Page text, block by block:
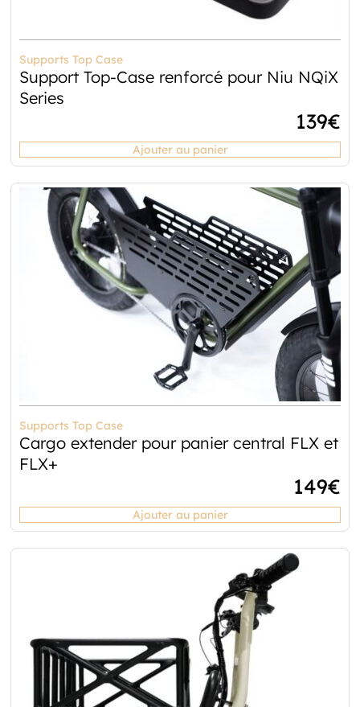
Supports Top Case
Support Top-Case renforcé pour Niu NQiX
Series
139€
Ajouter au panier
Supports Top Case
Cargo extender pour panier central FLX et
FLX+
149€
Ajouter au panier